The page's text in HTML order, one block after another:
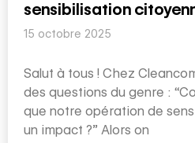
sensibilisation
15 octobre 2025
Salut à tous ! Chez
des questions du genre :
que notre opération de
un impact ?” Alors on